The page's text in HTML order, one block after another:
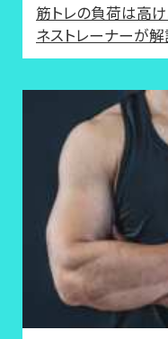
筋トレの負荷は高
ネストレーナーが